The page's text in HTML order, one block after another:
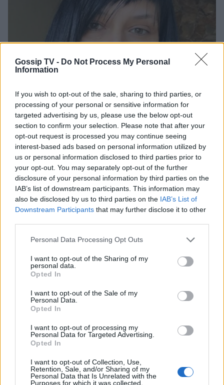
Gossip TV - Do Not Process My Personal
Information
If you wish to opt-out of the sale, sharing to third parties, or
processing of your personal or sensitive information for
targeted advertising by us, please use the below opt-out
section to confirm your selection. Please note that after your
opt-out request is processed you may continue seeing
interest-based ads based on personal information utilized by
us or personal information disclosed to third parties prior to
your opt-out. You may separately opt-out of the further
disclosure of your personal information by third parties on the
IAB’s list of downstream participants. This information may
also be disclosed by us to third parties on the IAB’s List of
Downstream Participants that may further disclose it to other
Personal Data Processing Opt Outs
I want to opt-out of the Sharing of my
personal data.
Opted In
I want to opt-out of the Sale of my
Personal Data.
Opted In
I want to opt-out of processing my
Personal Data for Targeted Advertising.
Opted In
I want to opt-out of Collection, Use,
Retention, Sale, and/or Sharing of my
Personal Data that Is Unrelated with the
Purposes for which it was collected.
SHOWBIZ
Αθηναΐς Νέγκα: Ποζάρει με μαγιό και
εξομολογείται- Οι ατέλειες του κορμιού και
το δράμα της (Photos)
15:26 @05-07-2019
Σπυροπούλου: Tολμά και μας δείχνει τις